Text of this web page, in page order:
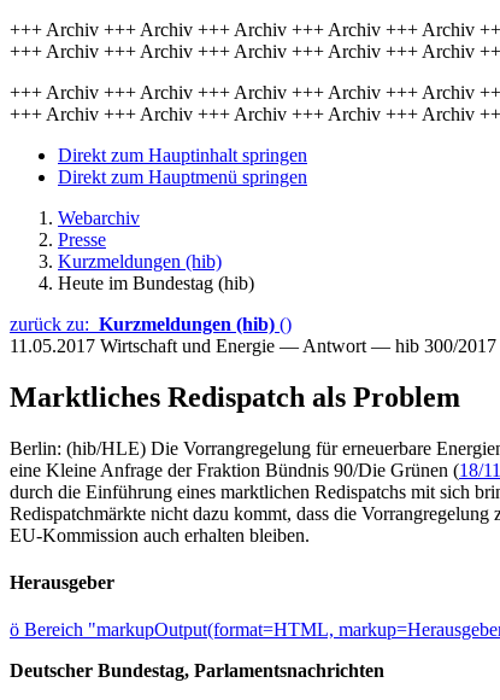
+++ Archiv +++ Archiv +++ Archiv +++ Archiv +++ Archiv
+++ Archiv +++ Archiv +++ Archiv +++ Archiv +++ Archiv
+++ Archiv +++ Archiv +++ Archiv +++ Archiv +++ Archiv
+++ Archiv +++ Archiv +++ Archiv +++ Archiv +++ Archiv
Direkt zum Hauptinhalt springen
Direkt zum Hauptmenü springen
Webarchiv
Presse
Kurzmeldungen (hib)
Heute im Bundestag (hib)
zurück zu: Kurzmeldungen (hib) ()
11.05.2017 Wirtschaft und Energie — Antwort — hib 300/2017
Marktliches Redispatch als Problem
Berlin: (hib/HLE) Die Vorrangregelung für erneuerbare
eine Kleine Anfrage der Fraktion Bündnis 90/Die Grünen (18/
durch die Einführung eines marktlichen Redispatchs mit sich
Redispatchmärkte nicht dazu kommt, dass die
EU-Kommission auch erhalten bleiben.
Herausgeber
ö Bereich "markupOutput(format=HTML,
Deutscher Bundestag, Parlamentsnachrichten